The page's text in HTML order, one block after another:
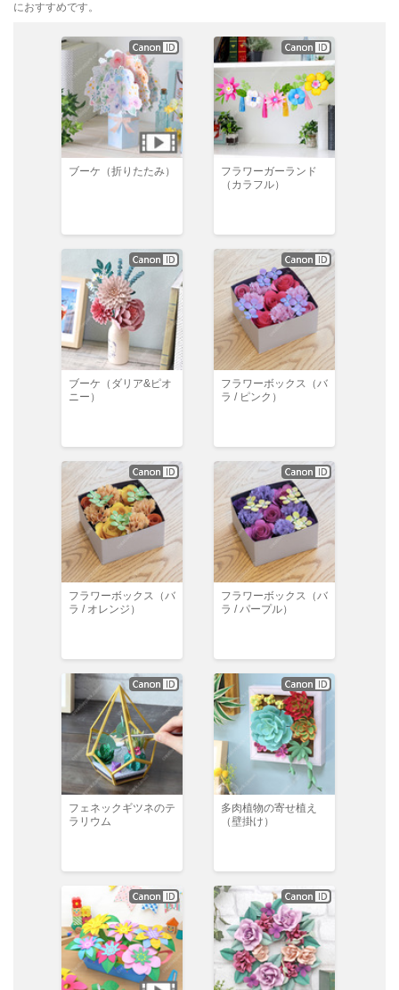
におすすめです。
ブーケ（折りたたみ）
フラワーガーランド
（カラフル）
ブーケ（ダリア&ピオ
ニー）
フラワーボックス（バ
ラ / ピンク）
フラワーボックス（バ
ラ / オレンジ）
フラワーボックス（バ
ラ / パープル）
フェネックギツネのテ
ラリウム
多肉植物の寄せ植え
（壁掛け）